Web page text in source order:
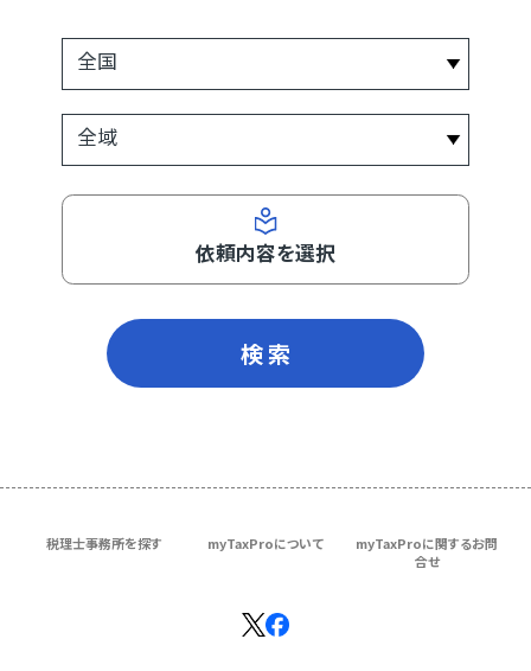
依頼内容を選択
検 索
税理士事務所を探す myTaxProについて
myTaxProに関するお問
合せ